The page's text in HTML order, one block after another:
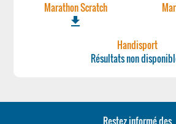
Marathon Scratch
file_download
Handisport
Résultats non
Restez informé des